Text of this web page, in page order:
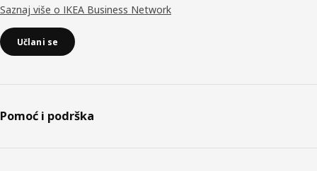
Saznaj više o IKEA Business Network
Učlani se
Pomoć i podrška